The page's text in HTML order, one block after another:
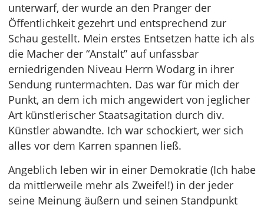
unterwarf, der wurde an den Pranger der
Öffentlichkeit gezehrt und entsprechend zur
Schau gestellt. Mein erstes Entsetzen hatte ich als
die Macher der “Anstalt” auf unfassbar
erniedrigenden Niveau Herrn Wodarg in ihrer
Sendung runtermachten. Das war für mich der
Punkt, an dem ich mich angewidert von jeglicher
Art künstlerischer Staatsagitation durch div.
Künstler abwandte. Ich war schockiert, wer sich
alles vor dem Karren spannen ließ.
Angeblich leben wir in einer Demokratie (Ich habe
da mittlerweile mehr als Zweifel!) in der jeder
seine Meinung äußern und seinen Standpunkt